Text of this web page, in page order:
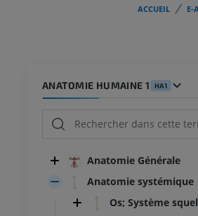
ACCUEIL E-
ANATOMIE HUMAINE 1 HA1
Anatomie Générale
Anatomie systémique
Os; Système